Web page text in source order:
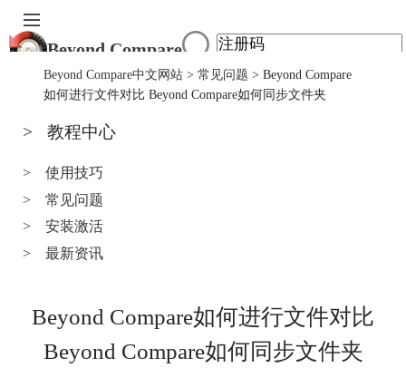
Beyond Compare
首页
服务中心
Beyond Compare中文网站> 常见问题 > Beyond Compare
如何进行文件对比 Beyond Compare如何同步文件夹
> 教程中心
>
使用技巧
>
常见问题
>
安装激活
>
最新资讯
Beyond Compare如何进行文件对比
Beyond Compare如何同步文件夹